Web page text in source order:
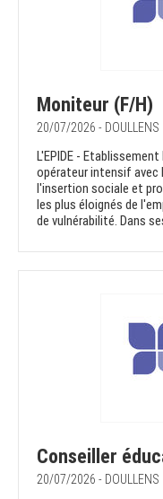
Moniteur (F/H)
20/07/2026 - DOULLENS
L'EPIDE -
opérateur intensif avec
l'insertion sociale et
les plus éloignés de
de vulnérabilité. Dans
Conseiller
20/07/2026 - DOULLENS